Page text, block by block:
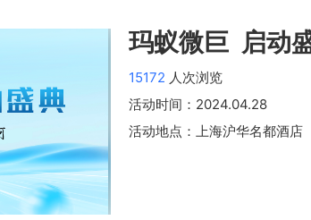
玛蚁微巨  启动
15172 人次浏览
活动时间： 2024.04.28
活动地点：上海沪华名都酒店